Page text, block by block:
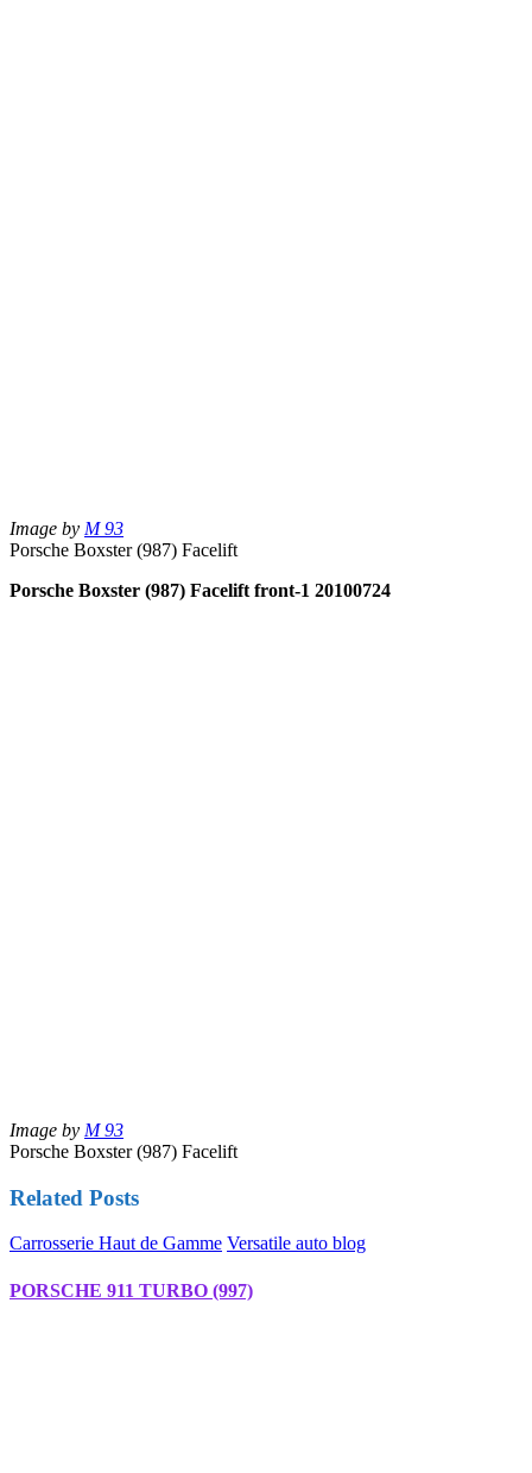
Image by M 93
Porsche Boxster (987) Facelift
Porsche Boxster (987) Facelift front-1 20100724
Image by M 93
Porsche Boxster (987) Facelift
Related Posts
Carrosserie Haut de Gamme Versatile auto blog
PORSCHE 911 TURBO (997)